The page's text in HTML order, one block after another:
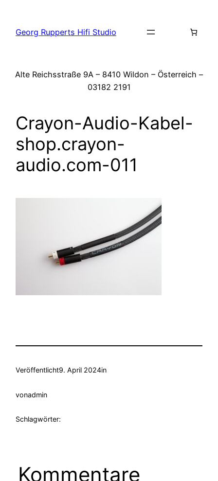
springen
Georg Rupperts Hifi Studio
Alte Reichsstraße 9A – 8410 Wildon – Österreich –
03182 2191
Crayon-Audio-Kabel-
shop.crayon-
audio.com-011
Veröffentlicht9. April 2024in
vonadmin
Schlagwörter:
Kommentare